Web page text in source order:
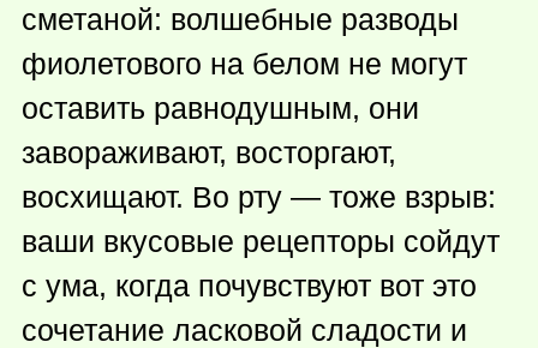
сметаной: волшебные разводы
фиолетового на белом не могут
оставить равнодушным, они
завораживают, восторгают,
восхищают. Во рту — тоже взрыв:
ваши вкусовые рецепторы сойдут
с ума, когда почувствуют вот это
сочетание ласковой сладости и